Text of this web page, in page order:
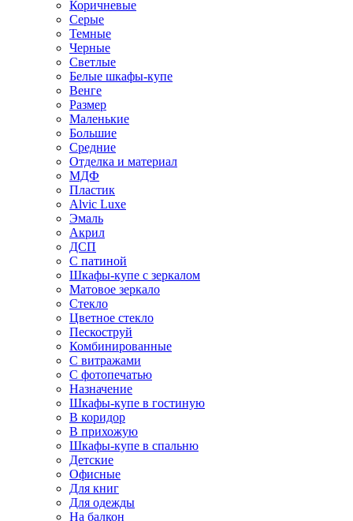
Коричневые
Серые
Темные
Черные
Светлые
Белые шкафы-купе
Венге
Размер
Маленькие
Большие
Средние
Отделка и материал
МДФ
Пластик
Alvic Luxe
Эмаль
Акрил
ДСП
С патиной
Шкафы-купе с зеркалом
Матовое зеркало
Стекло
Цветное стекло
Пескоструй
Комбинированные
С витражами
С фотопечатью
Назначение
Шкафы-купе в гостиную
В коридор
В прихожую
Шкафы-купе в спальню
Детские
Офисные
Для книг
Для одежды
На балкон